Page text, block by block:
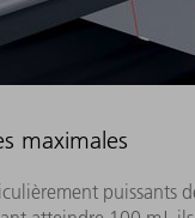
maximales
puissants